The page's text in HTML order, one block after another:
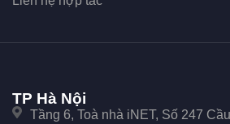
TP Hà Nội
Tầng 6, Toà nhà iNET, Số 247